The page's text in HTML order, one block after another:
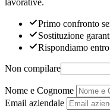
lavorative.
Primo confronto
Sostituzione
Rispondiamo
Non compilare
Nome e Cognome
Email aziendale